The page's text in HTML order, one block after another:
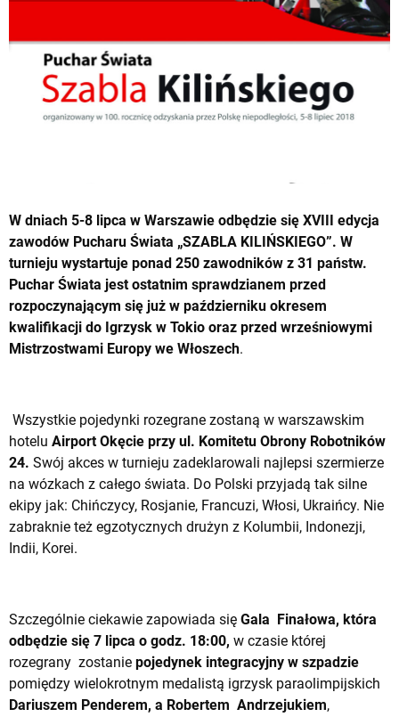
W dniach 5-8 lipca w Warszawie odbędzie się XVIII edycja
zawodów Pucharu Świata „SZABLA KILIŃSKIEGO”. W
turnieju wystartuje ponad 250 zawodników z 31 państw.
Puchar Świata jest ostatnim sprawdzianem przed
rozpoczynającym się już w październiku okresem
kwalifikacji do Igrzysk w Tokio oraz przed wrześniowymi
Mistrzostwami Europy we Włoszech.
Wszystkie pojedynki rozegrane zostaną w warszawskim
hotelu Airport Okęcie przy ul. Komitetu Obrony Robotników
24. Swój akces w turnieju zadeklarowali najlepsi szermierze
na wózkach z całego świata. Do Polski przyjadą tak silne
ekipy jak: Chińczycy, Rosjanie, Francuzi, Włosi, Ukraińcy. Nie
zabraknie też egzotycznych drużyn z Kolumbii, Indonezji,
Indii, Korei.
Szczególnie ciekawie zapowiada się Gala Finałowa, która
odbędzie się 7 lipca o godz. 18:00, w czasie której
rozegrany zostanie pojedynek integracyjny w szpadzie
pomiędzy wielokrotnym medalistą igrzysk paraolimpijskich
Dariuszem Penderem, a Robertem Andrzejukiem,